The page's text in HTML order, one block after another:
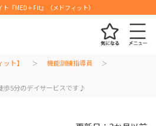
『MED＋Fit』（メドフィット）
ト】
機能訓練指導員
歩5分のデイサービスです♪